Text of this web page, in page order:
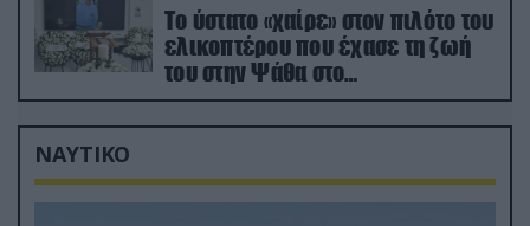
Το ύστατο «χαίρε» στον πιλότο του
ελικοπτέρου που έχασε τη ζωή
του στην Ψάθα στο
αποτεφρωτήριο Ριτσώνας
ΝΑΥΤΙΚΟ